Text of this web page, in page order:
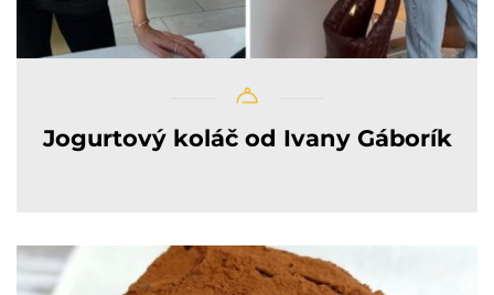
Jogurtový koláč od Ivany Gáborík